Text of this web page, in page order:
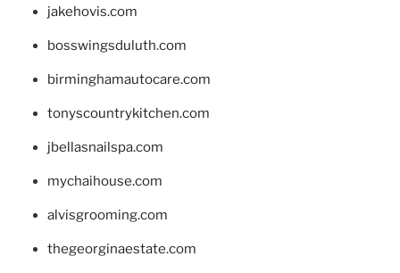
jakehovis.com
bosswingsduluth.com
birminghamautocare.com
tonyscountrykitchen.com
jbellasnailspa.com
mychaihouse.com
alvisgrooming.com
thegeorginaestate.com